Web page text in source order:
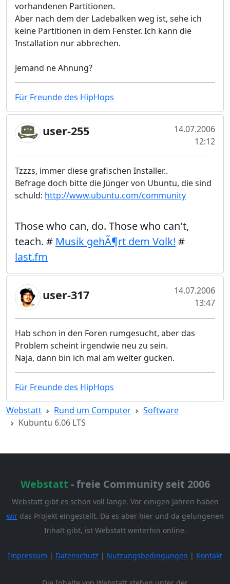
vorhandenen Partitionen.
Aber nach dem der Ladebalken weg ist, sehe ich
keine Partitionen in dem Fenster. Ich kann die
Installation nur abbrechen.
Jemand ne Ahnung?
Für Freunde des HipHops
user-255
14.07.2006
12:12
Tzzzs, immer diese grafischen Installer..
Befrage doch bitte die Jünger von Ubuntu, die sind
schuld: http://www.ubuntu.com/community
Those who can, do. Those who can't,
teach. # Musik gehÃ¶rt dem Volk! #
last.fm
user-317
14.07.2006
13:47
Hab schon in den Foren rumgesucht, aber das
Problem scheint irgendwie neu zu sein.
Naja, dann bin ich mal am weiter gucken.
Für Freunde des HipHops
Webstatt Rund um Computer
Software
Kubuntu 6.06 LTS
Webstatt - freie Community seit 2006
Webstatt gibt es schon voll lange. Vor einigen Jahren haben
wirdas Projekt eingestellt. Da es aber hier und da gelungenen
Inhalt gibt, ist Webstatt weiterhin online.
Impressum | Datenschutz | Nutzungsbedingungen | Kontakt